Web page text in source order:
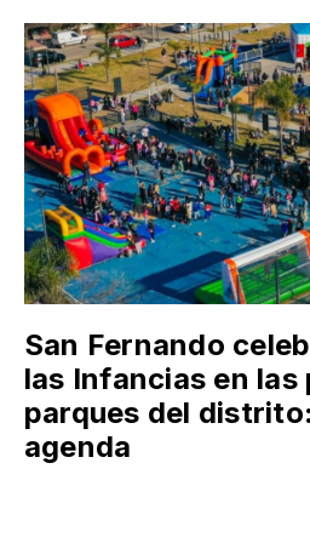
San Fernando
las Infancias en las
parques del
agenda